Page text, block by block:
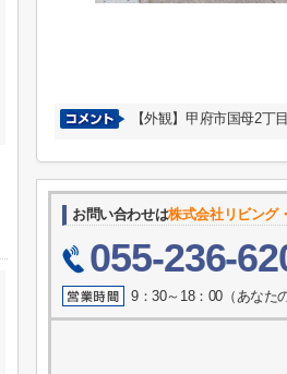
【外観】甲府市国母2丁
お問い合わせは株式会社リビング
055-236-
9：30～18：00（あなた